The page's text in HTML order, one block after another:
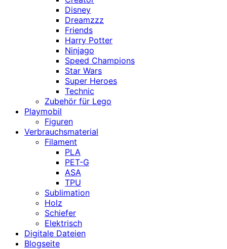
Disney
Dreamzzz
Friends
Harry Potter
Ninjago
Speed Champions
Star Wars
Super Heroes
Technic
Zubehör für Lego
Playmobil
Figuren
Verbrauchsmaterial
Filament
PLA
PET-G
ASA
TPU
Sublimation
Holz
Schiefer
Elektrisch
Digitale Dateien
Blogseite